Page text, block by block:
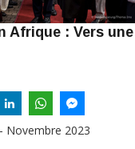
Afrique : Vers
Novembre 2023